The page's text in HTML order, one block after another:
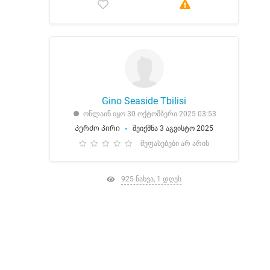
Gino Seaside Tbilisi
ონლაინ იყო 30 ოქტომბერი 2025 03:53
Კერძო პირი
შეიქმნა 3 აგვისტო 2025
შეფასებები არ არის
925 ნახვა, 1 დღეს